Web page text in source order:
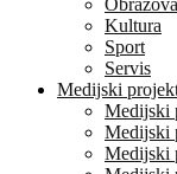
Kultura
Sport
Servis
Medijski
Medijski
Medijski
Medijski